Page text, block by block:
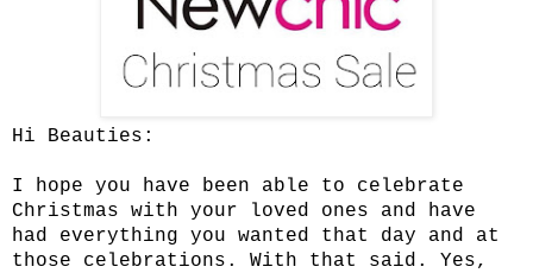
Hi Beauties:
I hope you have been able to celebrate
Christmas with your loved ones and have
had everything you wanted that day and at
those celebrations. With that said. Yes,